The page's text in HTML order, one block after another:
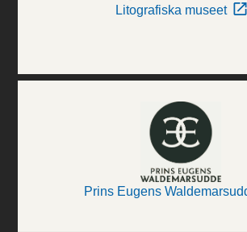
Litografiska museet
Prins Eugens